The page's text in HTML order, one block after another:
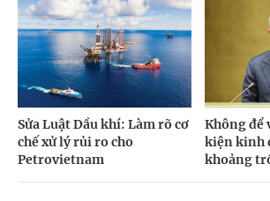
Sửa Luật Dầu khí: Làm rõ cơ
chế xử lý rủi ro cho
Petrovietnam
Không để
kiện kinh
khoảng